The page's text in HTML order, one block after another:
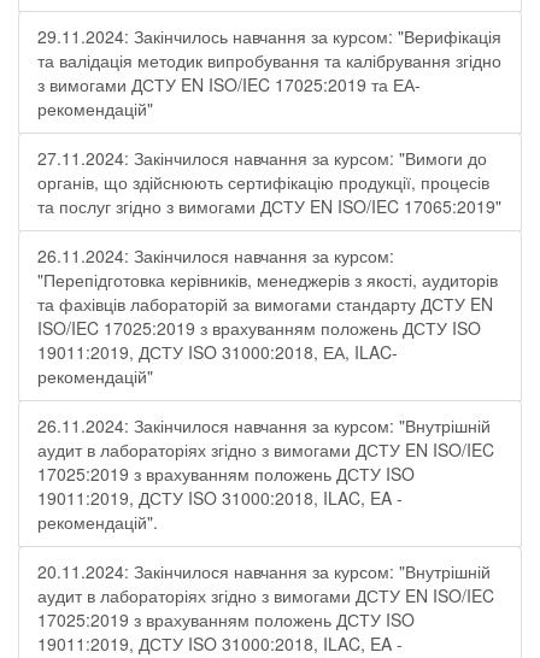
29.11.2024: Закінчилось навчання за курсом: "Верифікація
та валідація методик випробування та калібрування згідно
з вимогами ДСТУ EN ISO/IEC 17025:2019 та ЕА-
рекомендацій"
27.11.2024: Закінчилося навчання за курсом: "Вимоги до
органів, що здійснюють сертифікацію продукції, процесів
та послуг згідно з вимогами ДСТУ EN ISO/IEC 17065:2019"
26.11.2024: Закінчилося навчання за курсом:
"Перепідготовка керівників, менеджерів з якості, аудиторів
та фахівців лабораторій за вимогами стандарту ДСТУ EN
ISO/IEC 17025:2019 з врахуванням положень ДСТУ ISO
19011:2019, ДСТУ ISO 31000:2018, ЕА, ILAC-
рекомендацій"
26.11.2024: Закінчилося навчання за курсом: "Внутрішній
аудит в лабораторіях згідно з вимогами ДСТУ EN ISO/IEC
17025:2019 з врахуванням положень ДСТУ ISO
19011:2019, ДСТУ ISO 31000:2018, ILAC, EA -
рекомендацій".
20.11.2024: Закінчилося навчання за курсом: "Внутрішній
аудит в лабораторіях згідно з вимогами ДСТУ EN ISO/IEC
17025:2019 з врахуванням положень ДСТУ ISO
19011:2019, ДСТУ ISO 31000:2018, ILAC, EA -